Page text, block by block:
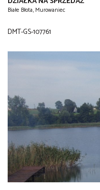
Białe Błota, Murowaniec
DMT-GS-107761